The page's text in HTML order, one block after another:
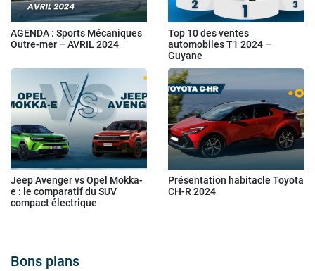
AGENDA : Sports Mécaniques
Outre-mer – AVRIL 2024
Top 10 des ventes
automobiles T1 2024 –
Guyane
Jeep Avenger vs Opel Mokka-
e : le comparatif du SUV
compact électrique
Présentation habitacle Toyota
CH-R 2024
Bons plans